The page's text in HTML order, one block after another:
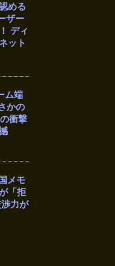
める
ザー
ディ
ット
ム端
かの
衝撃
メモ
「拒
力が